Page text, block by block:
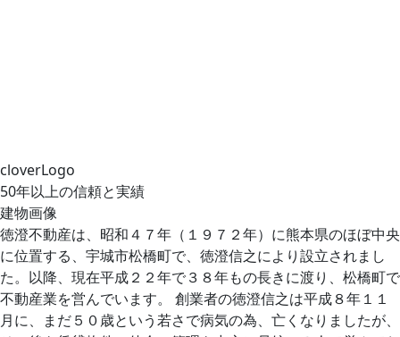
cloverLogo
50年以上の信頼と実績
建物画像
徳澄不動産は、昭和４７年（１９７２年）に熊本県のほぼ中央
に位置する、宇城市松橋町で、徳澄信之により設立されまし
た。以降、現在平成２２年で３８年もの長きに渡り、松橋町で
不動産業を営んでいます。 創業者の徳澄信之は平成８年１１
月に、まだ５０歳という若さで病気の為、亡くなりましたが、